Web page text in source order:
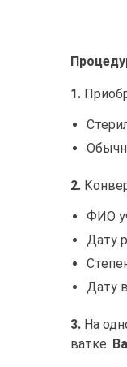
1.
2.
ФИО
Дату
Дату
3. На
ватке.